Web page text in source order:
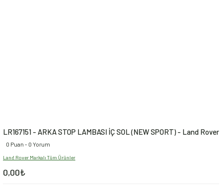
LR167151 - ARKA STOP LAMBASI İÇ SOL (NEW SPORT) - Land Rover
0 Puan - 0 Yorum
Land Rover Markalı Tüm Ürünler
0,00₺